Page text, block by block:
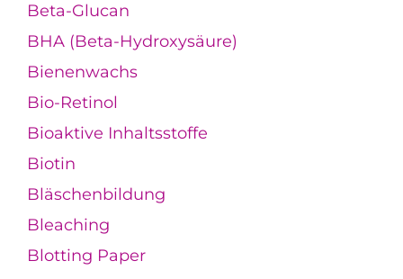
Beta-Glucan
BHA (Beta-Hydroxysäure)
Bienenwachs
Bio-Retinol
Bioaktive Inhaltsstoffe
Biotin
Bläschenbildung
Bleaching
Blotting Paper